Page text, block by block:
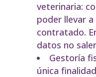
veterinaria:
poder llevar
contratado.
datos no
Gestoría
única